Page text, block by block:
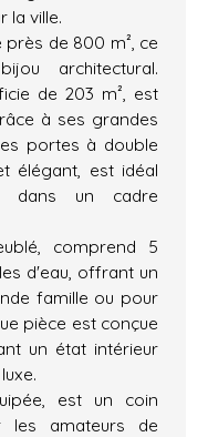
la ville.
de 800 m², ce
architectural.
de 203 m², est
à ses grandes
portes à double
élégant, est idéal
dans un cadre
comprend 5
d'eau, offrant un
famille ou pour
pièce est conçue
un état intérieur
est un coin
les amateurs de